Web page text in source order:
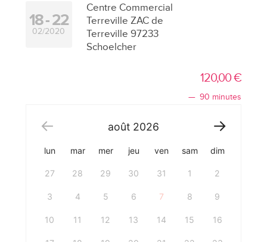
18 22
02/2020
Centre Commercial
Terreville ZAC de
Terreville 97233
Schoelcher
120,00€
90 minutes
août 2026
lun mar mer jeu ven sam dim
27 28 29 30 31 1 2
3 4 5 6 7 8 9
10 11 12 13 14 15 16